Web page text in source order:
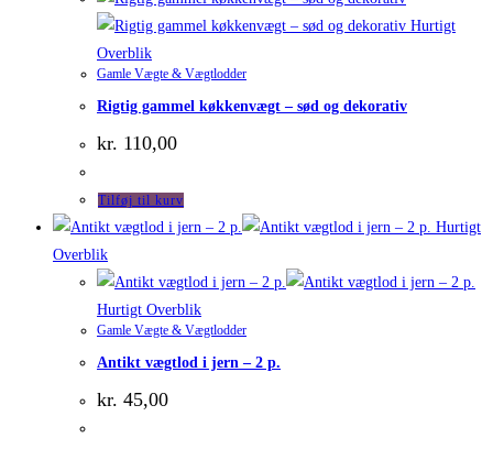
Hurtigt
Overblik
Gamle Vægte & Vægtlodder
Rigtig gammel køkkenvægt – sød og dekorativ
kr. 110,00
Tilføj til kurv
Hurtigt
Overblik
Hurtigt Overblik
Gamle Vægte & Vægtlodder
Antikt vægtlod i jern – 2 p.
kr. 45,00